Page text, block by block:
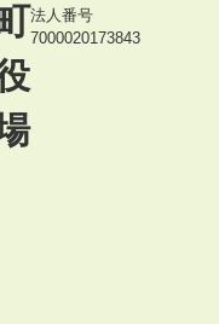
法人番号
7000020173843